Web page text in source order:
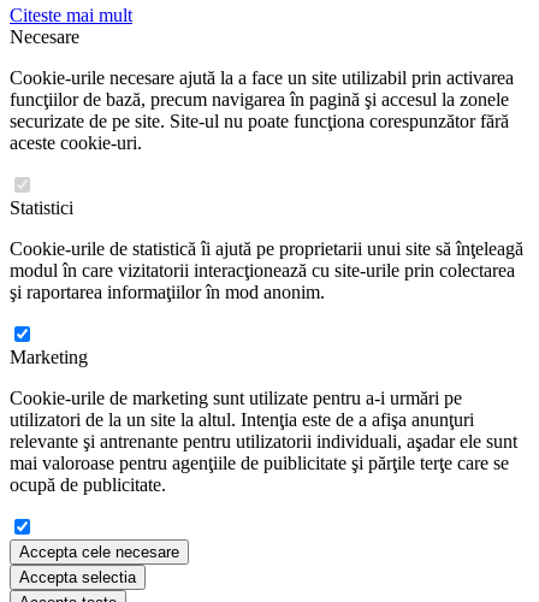
Citeste mai mult
Necesare
Cookie-urile necesare ajută la a face un site utilizabil prin activarea
funcţiilor de bază, precum navigarea în pagină şi accesul la zonele
securizate de pe site. Site-ul nu poate funcţiona corespunzător fără
aceste cookie-uri.
Statistici
Cookie-urile de statistică îi ajută pe proprietarii unui site să înţeleagă
modul în care vizitatorii interacţionează cu site-urile prin colectarea
şi raportarea informaţiilor în mod anonim.
Marketing
Cookie-urile de marketing sunt utilizate pentru a-i urmări pe
utilizatori de la un site la altul. Intenţia este de a afişa anunţuri
relevante şi antrenante pentru utilizatorii individuali, aşadar ele sunt
mai valoroase pentru agenţiile de puiblicitate şi părţile terţe care se
ocupă de publicitate.
Accepta cele necesare
Accepta selectia